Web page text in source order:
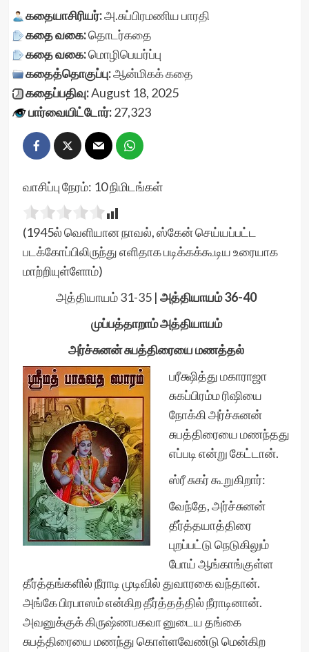
கதையாசிரியர்:அ.சுப்பிரமணிய பாரதி
கதை வகை:தொடர்கதை
கதை வகை:மொழிபெயர்ப்பு
கதைத்தொகுப்பு:ஆன்மிகக் கதை
கதைப்பதிவு:August 18, 2025
பார்வையிட்டோர்:27,323
வாசிப்பு நேரம்: 10நிமிடங்கள்
(1945ல் வெளியான நாவல், ஸ்கேன் செய்யப்பட்ட
படக்கோப்பிலிருந்து எளிதாக படிக்கக்கூடிய உரையாக
மாற்றியுள்ளோம்)
அத்தியாயம் 31-35 | அத்தியாயம் 36-40
முப்பத்தாறாம் அத்தியாயம்
அர்ச்சுனன் சுபத்திரையை மணத்தல்
பரீக்ஷித்து மகாராஜா
சுகப்பிரம்ம ரிஷியை
நோக்கி அர்ச்சுனன்
சுபத்திரையை மணந்தது
எப்படி என்று கேட்டான்.
ஸ்ரீ சுகர் கூறுகிறார்:
வேந்தே, அர்ச்சுனன்
தீர்த்தயாத்திரை
புறப்பட்டு நெடுகிலும்
போய் ஆங்காங்குள்ள
தீர்த்தங்களில் நீராடி முடிவில் துவாரகை வந்தான்.
அங்கே பிரபாஸம் என்கிற தீர்த்தத்தில் நீராடினான்.
அவனுக்குக் கிருஷ்ணபகவா னுடைய தங்கை
சுபத்திரையை மணந்து கொள்ளவேண்டு மென்கிற